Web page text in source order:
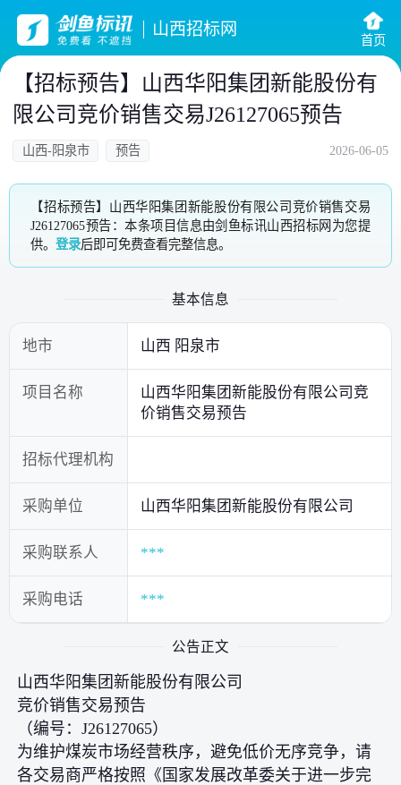
山西招标网
首页
【招标预告】山西华阳集团新能股份有
限公司竞价销售交易J26127065预告
山西-阳泉市 预告 2026-06-05
【招标预告】山西华阳集团新能股份有限公司竞价销售交易
J26127065预告：本条项目信息由剑鱼标讯山西招标网为您提
供。登录后即可免费查看完整信息。
基本信息
地市 山西 阳泉市
项目名称
山西华阳集团新能股份有限公司竞
价销售交易预告
招标代理机构
采购单位 山西华阳集团新能股份有限公司
采购联系人 ***
采购电话 ***
公告正文
山西华阳集团新能股份有限公司
竞价销售交易预告
（编号：J26127065）
为维护煤炭市场经营秩序，避免低价无序竞争，请
各交易商严格按照《国家发展改革委关于进一步完